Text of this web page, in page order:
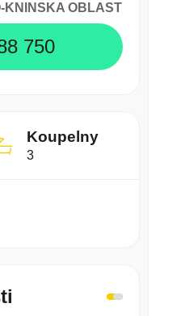
KNINSKA OBLAST
750
Koupelny
3